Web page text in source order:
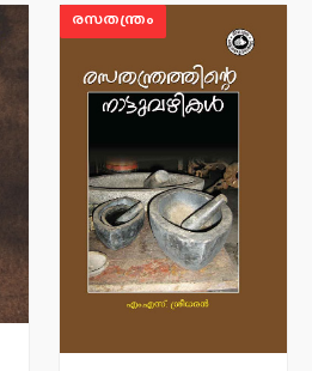
രസതന്ത്രം